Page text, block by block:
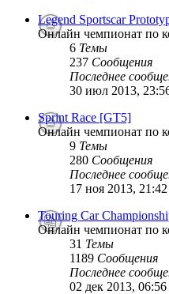
Legend Sportscar
Онлайн чемпионат по
6 Темы
237 Сообщения
Последнее
30 июл 2013,
Sprint Race [GT5]
Онлайн чемпионат по
9 Темы
280 Сообщения
Последнее
17 ноя 2013, 21:42
Touring Car
Онлайн чемпионат по
31 Темы
1189 Сообщения
Последнее
02 дек 2013, 06:56